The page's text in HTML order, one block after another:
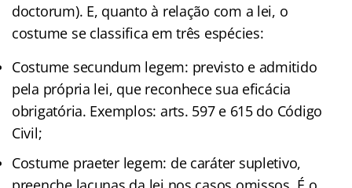
doctorum). E, quanto à relação com a lei, o
costume se classifica em três espécies:
Costume secundum legem: previsto e admitido
pela própria lei, que reconhece sua eficácia
obrigatória. Exemplos: arts. 597 e 615 do Código
Civil;
Costume praeter legem: de caráter supletivo,